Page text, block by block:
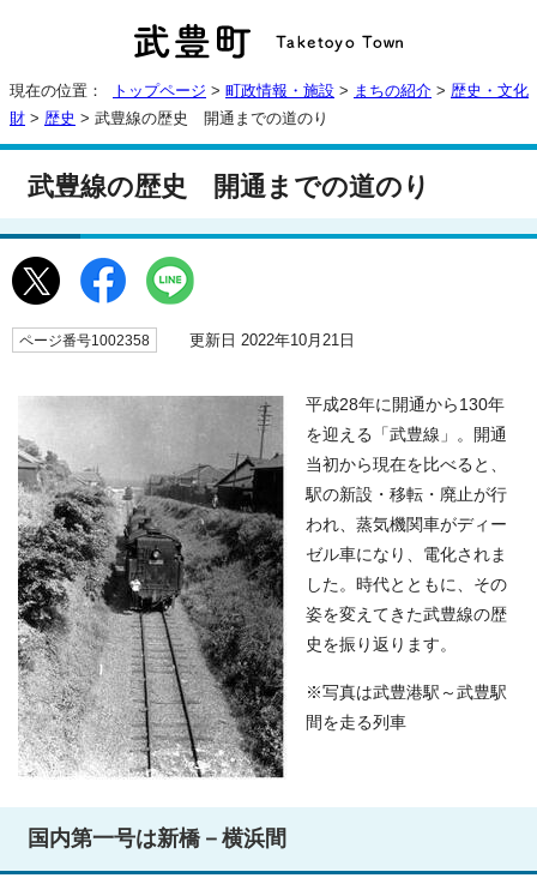
現在の位置： トップページ > 町政情報・施設 > まちの紹介 > 歴史・文化
財 > 歴史 > 武豊線の歴史 開通までの道のり
武豊線の歴史 開通までの道のり
ページ番号1002358 更新日 2022年10月21日
平成28年に開通から130年
を迎える「武豊線」。開通
当初から現在を比べると、
駅の新設・移転・廃止が行
われ、蒸気機関車がディー
ゼル車になり、電化されま
した。時代とともに、その
姿を変えてきた武豊線の歴
史を振り返ります。
※写真は武豊港駅～武豊駅
間を走る列車
国内第一号は新橋－横浜間